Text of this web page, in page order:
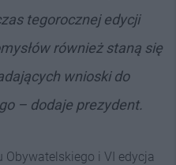
tegorocznej edycji
również staną się
wnioski do
– dodaje prezydent.
Obywatelskiego i VI edycja